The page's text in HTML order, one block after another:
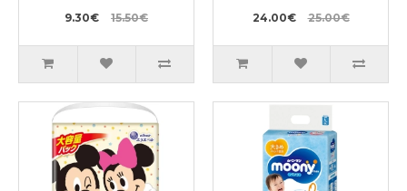
9.30€ 15.50€ 24.00€ 25.00€